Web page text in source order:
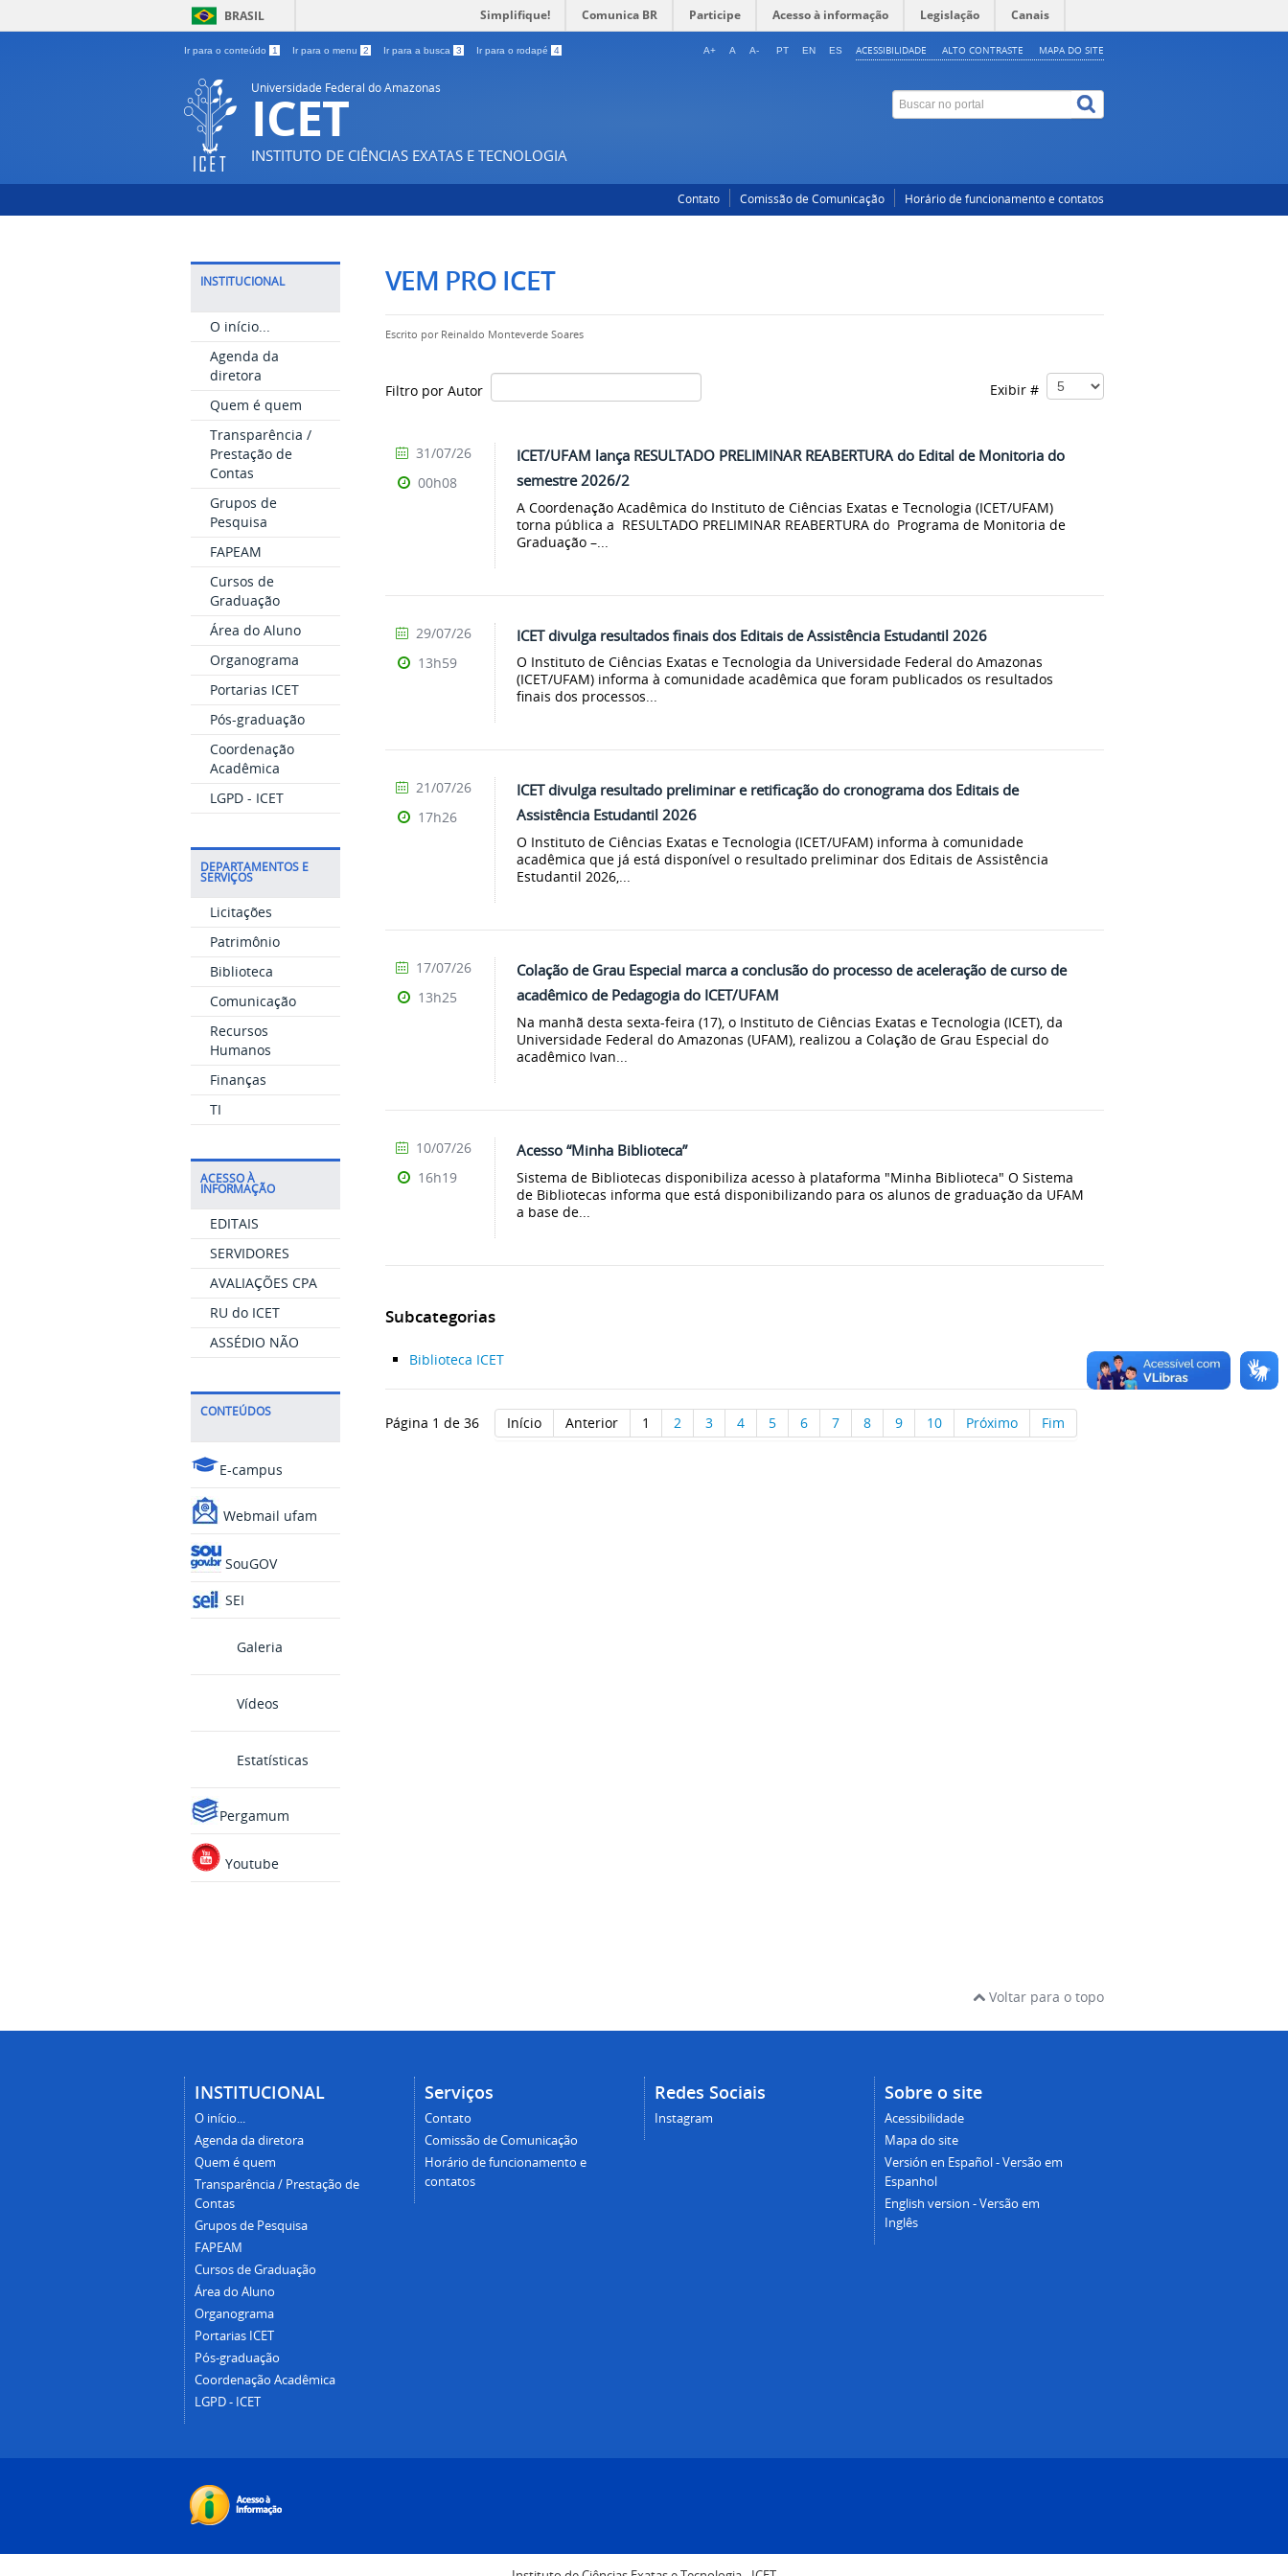
BRASIL Simplifique! Comunica BR Participe Acesso à informação Legislação Canais
Ir para o conteúdo 1 Ir para o menu 2 Ir para a busca 3 Ir para o rodapé 4 ACESSIBILIDADE ALTO CONTRASTE MAPA DO SITE
A+ A A- PT EN ES
Universidade Federal do Amazonas
ICET
INSTITUTO DE CIÊNCIAS EXATAS E TECNOLOGIA
Contato Comissão de Comunicação Horário de funcionamento e contatos
INSTITUCIONAL
O início...
Agenda da
diretora
Quem é quem
Transparência /
Prestação de
Contas
Grupos de
Pesquisa
FAPEAM
Cursos de
Graduação
Área do Aluno
Organograma
Portarias ICET
Pós-graduação
Coordenação
Acadêmica
LGPD - ICET
DEPARTAMENTOS E
SERVIÇOS
Licitações
Patrimônio
Biblioteca
Comunicação
Recursos
Humanos
Finanças
TI
ACESSO À
INFORMAÇÃO
EDITAIS
SERVIDORES
AVALIAÇÕES CPA
RU do ICET
ASSÉDIO NÃO
CONTEÚDOS
E-campus
Webmail ufam
SouGOV
SEI
Galeria
Vídeos
Estatísticas
Pergamum
Youtube
VEM PRO ICET
Escrito por Reinaldo Monteverde Soares
Filtro por Autor Exibir #
ICET/UFAM lança RESULTADO PRELIMINAR REABERTURA do Edital de Monitoria do
semestre 2026/2
A Coordenação Acadêmica do Instituto de Ciências Exatas e Tecnologia (ICET/UFAM)
torna pública a RESULTADO PRELIMINAR REABERTURA do Programa de Monitoria de
Graduação –...
31/07/26
00h08
ICET divulga resultados finais dos Editais de Assistência Estudantil 2026
O Instituto de Ciências Exatas e Tecnologia da Universidade Federal do Amazonas
(ICET/UFAM) informa à comunidade acadêmica que foram publicados os resultados
finais dos processos...
29/07/26
13h59
ICET divulga resultado preliminar e retificação do cronograma dos Editais de
Assistência Estudantil 2026
O Instituto de Ciências Exatas e Tecnologia (ICET/UFAM) informa à comunidade
acadêmica que já está disponível o resultado preliminar dos Editais de Assistência
Estudantil 2026,...
21/07/26
17h26
Colação de Grau Especial marca a conclusão do processo de aceleração de curso de
acadêmico de Pedagogia do ICET/UFAM
Na manhã desta sexta-feira (17), o Instituto de Ciências Exatas e Tecnologia (ICET), da
Universidade Federal do Amazonas (UFAM), realizou a Colação de Grau Especial do
acadêmico Ivan...
17/07/26
13h25
Acesso “Minha Biblioteca”
Sistema de Bibliotecas disponibiliza acesso à plataforma "Minha Biblioteca" O Sistema
de Bibliotecas informa que está disponibilizando para os alunos de graduação da UFAM
a base de...
10/07/26
16h19
Subcategorias
Biblioteca ICET
Página 1 de 36 Início Anterior 1 2 3 4 5 6 7 8 9 10 Próximo Fim
Voltar para o topo
INSTITUCIONAL
O início...
Agenda da diretora
Quem é quem
Transparência / Prestação de
Contas
Grupos de Pesquisa
FAPEAM
Cursos de Graduação
Área do Aluno
Organograma
Portarias ICET
Pós-graduação
Coordenação Acadêmica
LGPD - ICET
Serviços
Contato
Comissão de Comunicação
Horário de funcionamento e
contatos
Redes Sociais
Instagram
Sobre o site
Acessibilidade
Mapa do site
Versión en Español - Versão em
Espanhol
English version - Versão em
Inglês